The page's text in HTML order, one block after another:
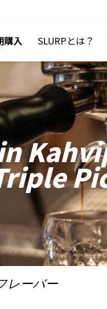
購入 SLURPとは？
レーバー